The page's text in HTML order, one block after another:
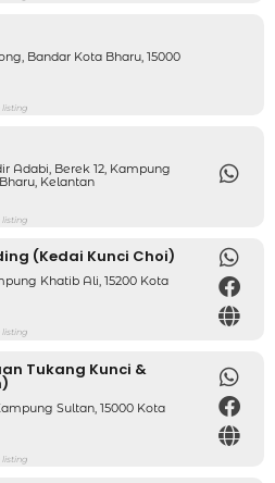
Bandar Kota Bharu, 15000
listing
Adabi, Berek 12, Kampung
Kelantan
listing
(Kedai Kunci Choi)
Khatib Ali, 15200 Kota
listing
Tukang Kunci &
Sultan, 15000 Kota
listing